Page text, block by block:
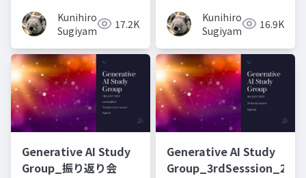
Kunihiro
Sugiyama
17.2K
Kunihiro
Sugiyama
16.9K
Generative AI Study
Group_振り返り会
Generative AI Study